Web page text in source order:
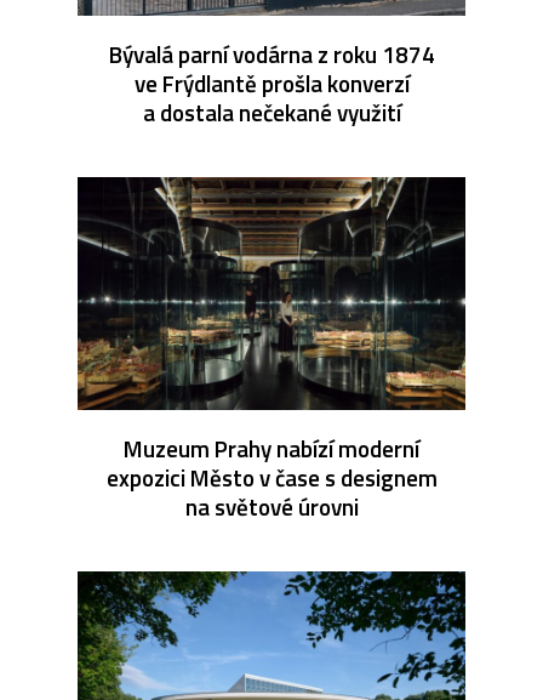
Bývalá parní vodárna z roku 1874
ve Frýdlantě prošla konverzí
a dostala nečekané využití
Muzeum Prahy nabízí moderní
expozici Město v čase s designem
na světové úrovni